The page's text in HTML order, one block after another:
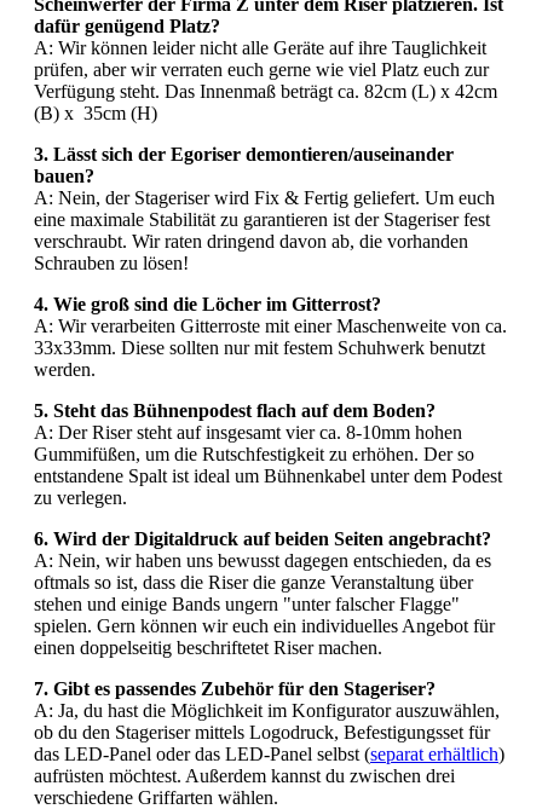
dafür genügend Platz?
A: Wir können leider nicht alle Geräte auf ihre Tauglichkeit
prüfen, aber wir verraten euch gerne wie viel Platz euch zur
Verfügung steht. Das Innenmaß beträgt ca. 82cm (L) x 42cm
(B) x 35cm (H)
3. Lässt sich der Egoriser demontieren/auseinander
bauen?
A: Nein, der Stageriser wird Fix & Fertig geliefert. Um euch
eine maximale Stabilität zu garantieren ist der Stageriser fest
verschraubt. Wir raten dringend davon ab, die vorhanden
Schrauben zu lösen!
4. Wie groß sind die Löcher im Gitterrost?
A: Wir verarbeiten Gitterroste mit einer Maschenweite von ca.
33x33mm. Diese sollten nur mit festem Schuhwerk benutzt
werden.
5. Steht das Bühnenpodest flach auf dem Boden?
A: Der Riser steht auf insgesamt vier ca. 8-10mm hohen
Gummifüßen, um die Rutschfestigkeit zu erhöhen. Der so
entstandene Spalt ist ideal um Bühnenkabel unter dem Podest
zu verlegen.
6. Wird der Digitaldruck auf beiden Seiten angebracht?
A: Nein, wir haben uns bewusst dagegen entschieden, da es
oftmals so ist, dass die Riser die ganze Veranstaltung über
stehen und einige Bands ungern "unter falscher Flagge"
spielen. Gern können wir euch ein individuelles Angebot für
einen doppelseitig beschriftetet Riser machen.
7. Gibt es passendes Zubehör für den Stageriser?
A: Ja, du hast die Möglichkeit im Konfigurator auszuwählen,
ob du den Stageriser mittels Logodruck, Befestigungsset für
das LED-Panel oder das LED-Panel selbst (separat erhältlich)
aufrüsten möchtest. Außerdem kannst du zwischen drei
verschiedene Griffarten wählen.